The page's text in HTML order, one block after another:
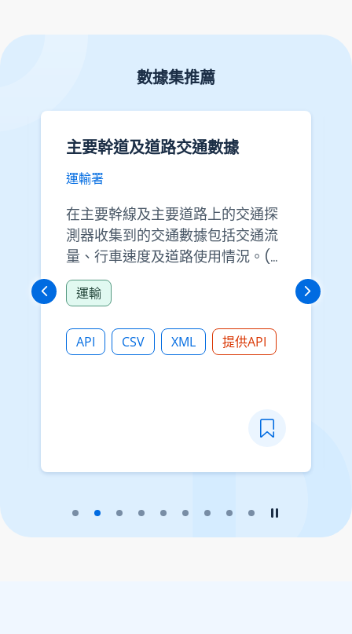
數據集推薦
主要幹道及道路交通數據
運輸署
在主要幹線及主要道路上的交通探
測器收集到的交通數據包括交通流
量、行車速度及道路使用情況。(原
始數據) 在主要幹線及主要道路上
的交通探測器收集到的行車速度數
過的數據)
運輸
API CSV XML 提供API